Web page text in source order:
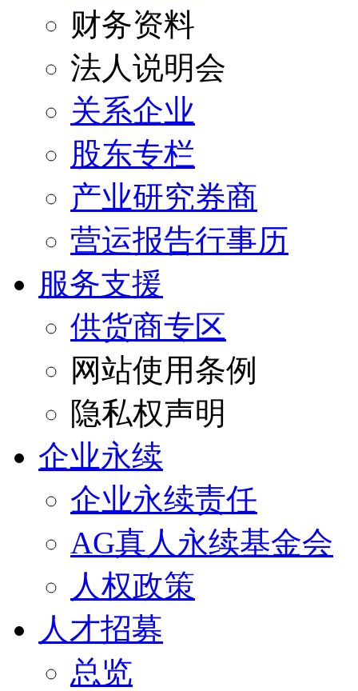
财务资料
法人说明会
关系企业
股东专栏
产业研究券商
营运报告行事历
服务支援
供货商专区
网站使用条例
隐私权声明
企业永续
企业永续责任
AG真人永续基金会
人权政策
人才招募
总览